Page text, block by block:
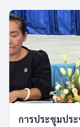
การประชุมปร